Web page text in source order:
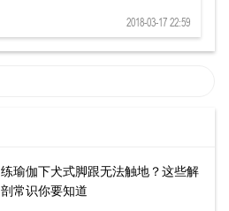
2018-03-17 22:59
练瑜伽下犬式脚跟无法触地？这些解
剖常识你要知道